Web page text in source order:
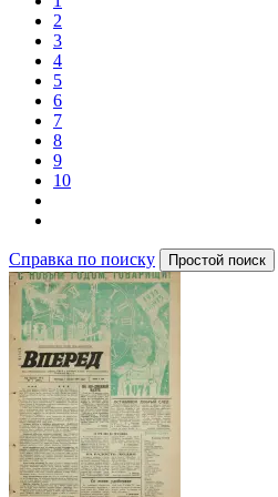
2
3
4
5
6
7
8
9
10
Справка по поиску